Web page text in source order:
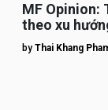
MF Opinion:
theo xu
by Thai Khang